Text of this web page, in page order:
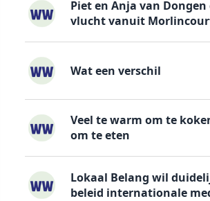
Piet en Anja van
vlucht vanuit
Wat een verschil
Veel te warm om te
om te eten
Lokaal Belang wil
beleid internationale